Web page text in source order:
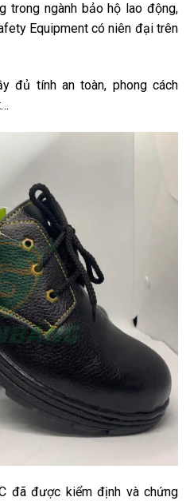
trong ngành bảo hộ lao động,
Equipment có niên đại trên
đủ tính an toàn, phong cách
đã được kiểm định và chứng